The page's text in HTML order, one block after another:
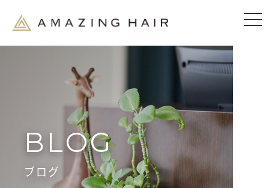
BLOG
ブログ